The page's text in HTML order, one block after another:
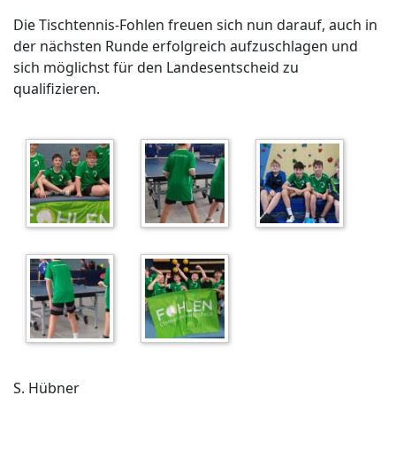
Die Tischtennis-Fohlen freuen sich nun darauf, auch in
der nächsten Runde erfolgreich aufzuschlagen und
sich möglichst für den Landesentscheid zu
qualifizieren.
S. Hübner